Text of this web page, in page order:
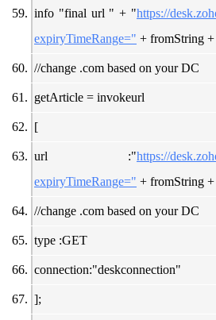
info "final url " + "https://
expiryTimeRange=" + fromString
//change .com based on your DC
getArticle = invokeurl
[
url :"https://
expiryTimeRange=" + fromString
//change .com based on your DC
type :GET
connection:"deskconnection"
];